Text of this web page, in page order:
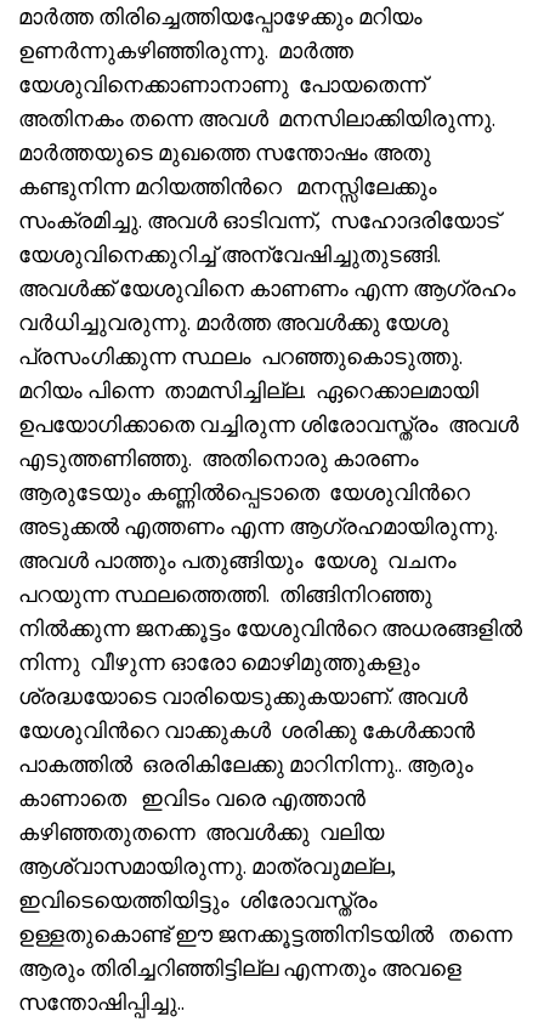
മാർത്ത തിരിച്ചെത്തിയപ്പോഴേക്കും മറിയം
ഉണർന്നുകഴിഞ്ഞിരുന്നു. മാർത്ത
യേശുവിനെക്കാണാനാണു പോയതെന്ന്
അതിനകം തന്നെ അവൾ മനസിലാക്കിയിരുന്നു.
മാർത്തയുടെ മുഖത്തെ സന്തോഷം അതു
കണ്ടുനിന്ന മറിയത്തിൻറെ മനസ്സിലേക്കും
സംക്രമിച്ചു. അവൾ ഓടിവന്ന്, സഹോദരിയോട്‌
യേശുവിനെക്കുറിച്ച് അന്വേഷിച്ചുതുടങ്ങി.
അവൾക്ക് യേശുവിനെ കാണണം എന്ന ആഗ്രഹം
വർധിച്ചുവരുന്നു. മാർത്ത അവൾക്കു യേശു
പ്രസംഗിക്കുന്ന സ്ഥലം പറഞ്ഞുകൊടുത്തു.
മറിയം പിന്നെ താമസിച്ചില്ല. ഏറെക്കാലമായി
ഉപയോഗിക്കാതെ വച്ചിരുന്ന ശിരോവസ്ത്രം അവൾ
എടുത്തണിഞ്ഞു. അതിനൊരു കാരണം
ആരുടേയും കണ്ണിൽപ്പെടാതെ യേശുവിൻറെ
അടുക്കൽ എത്തണം എന്ന ആഗ്രഹമായിരുന്നു.
അവൾ പാത്തും പതുങ്ങിയും യേശു വചനം
പറയുന്ന സ്ഥലത്തെത്തി. തിങ്ങിനിറഞ്ഞു
നിൽക്കുന്ന ജനക്കൂട്ടം യേശുവിൻറെ അധരങ്ങളിൽ
നിന്നു വീഴുന്ന ഓരോ മൊഴിമുത്തുകളും
ശ്രദ്ധയോടെ വാരിയെടുക്കുകയാണ്. അവൾ
യേശുവിൻറെ വാക്കുകൾ ശരിക്കു കേൾക്കാൻ
പാകത്തിൽ ഒരരികിലേക്കു മാറിനിന്നു.. ആരും
കാണാതെ ഇവിടം വരെ എത്താൻ
കഴിഞ്ഞതുതന്നെ അവൾക്കു വലിയ
ആശ്വാസമായിരുന്നു. മാത്രവുമല്ല,
ഇവിടെയെത്തിയിട്ടും ശിരോവസ്ത്രം
ഉള്ളതുകൊണ്ട് ഈ ജനക്കൂട്ടത്തിനിടയിൽ തന്നെ
ആരും തിരിച്ചറിഞ്ഞിട്ടില്ല എന്നതും അവളെ
സന്തോഷിപ്പിച്ചു..